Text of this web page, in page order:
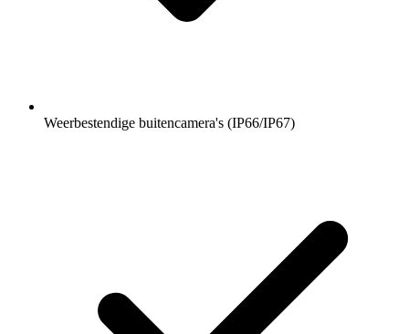
Weerbestendige buitencamera's (IP66/IP67)